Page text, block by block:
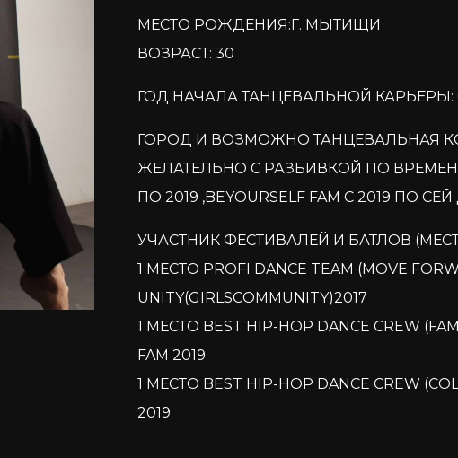
МЕСТО РОЖДЕНИЯ:Г. МЫТИЩИ
ВОЗРАСТ: 30
ГОД НАЧАЛА ТАНЦЕВАЛЬНОЙ КАРЬЕРЫ:
ГОРОД И ВОЗМОЖНО ТАНЦЕВАЛЬНАЯ
ЖЕЛАТЕЛЬНО С РАЗБИВКОЙ ПО ВРЕМЕНИ:
ПО 2019 ,BEYOURSELF FAM С 2019 ПО
УЧАСТНИК ФЕСТИВАЛЕЙ И БАТЛОВ
1 МЕСТО PROFI DANCE TEAM (MOVE
UNITY(GIRLSCOMMUNITY)2017
1 МЕСТО BEST HIP-HOP DANCE CREW
FAM 2019
1 МЕСТО BEST HIP-HOP DANCE CREW
2019